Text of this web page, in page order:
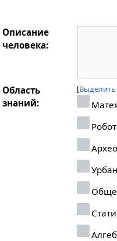
Описание
человека:
Область
знаний:
Выделить